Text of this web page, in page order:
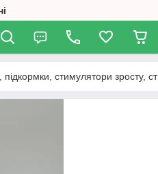
стимулятори зросту,